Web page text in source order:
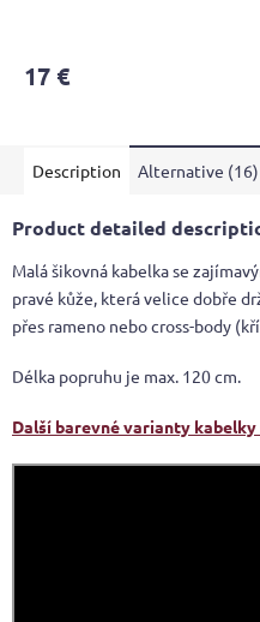
17 €
Description Alternative (16)
Product detailed
Malá šikovná kabelka se
pravé kůže, která velice dobře
přes rameno nebo cross-body
Délka popruhu je max. 120 cm.
Další barevné varianty kabelky